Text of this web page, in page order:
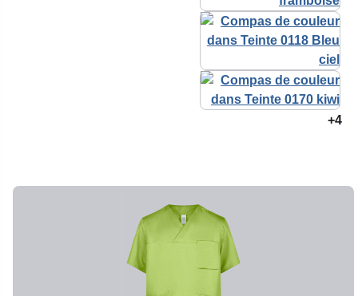
+4